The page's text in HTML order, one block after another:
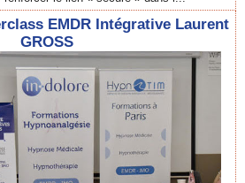
EMDR Intégrative Laurent
GROSS